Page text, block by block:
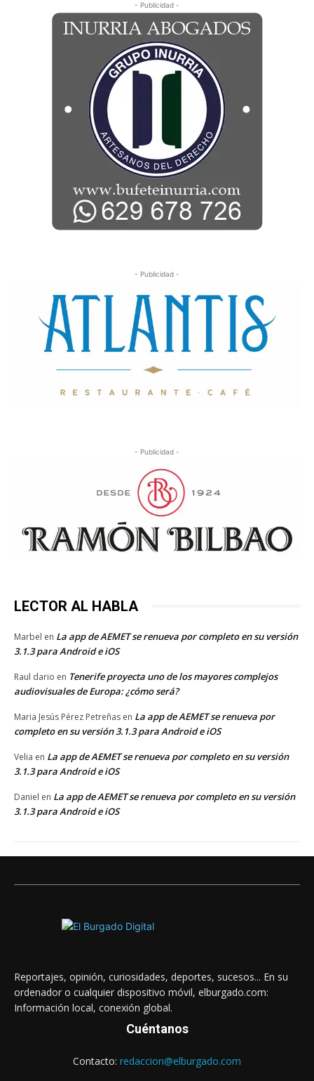
- Publicidad -
- Publicidad -
- Publicidad -
LECTOR AL HABLA
Marbel en La app de AEMET se renueva por completo en su versión
3.1.3 para Android e iOS
Raul dario en Tenerife proyecta uno de los mayores complejos
audiovisuales de Europa: ¿cómo será?
Maria Jesús Pérez Petreñas en La app de AEMET se renueva por
completo en su versión 3.1.3 para Android e iOS
Velia en La app de AEMET se renueva por completo en su versión
3.1.3 para Android e iOS
Daniel en La app de AEMET se renueva por completo en su versión
3.1.3 para Android e iOS
Reportajes, opinión, curiosidades, deportes, sucesos... En su
ordenador o cualquier dispositivo móvil, elburgado.com:
Información local, conexión global.
Cuéntanos
Contacto: redaccion@elburgado.com